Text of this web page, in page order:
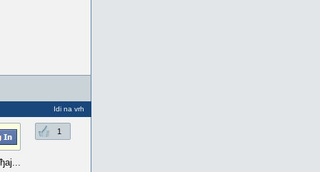
Idi na vrh
1